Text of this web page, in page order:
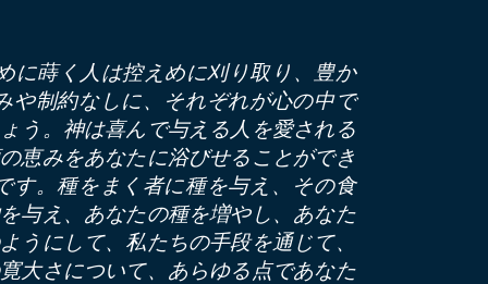
に蒔く人は控えめに刈り取り、豊か
や制約なしに、それぞれが心の中で
う。神は喜んで与える人を愛される
恵みをあなたに浴びせることができ
す。種をまく者に種を与え、その食
与え、あなたの種を増やし、あなた
うにして、私たちの手段を通じて、
大さについて、あらゆる点であなた